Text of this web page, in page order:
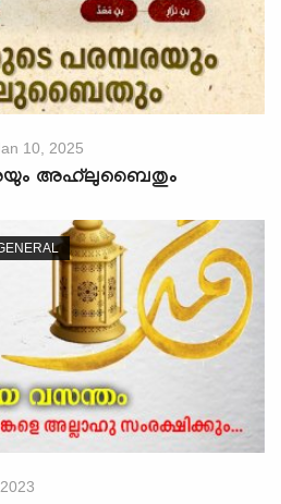
10, 2025
അഹ്‌ലുബൈതും